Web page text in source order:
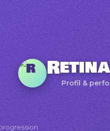
Profil &